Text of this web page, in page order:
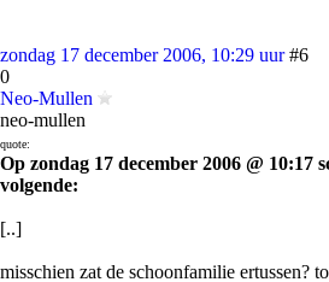
zondag 17 december 2006, 10:29 uur #6
0
Neo-Mullen
neo-mullen
quote:
Op zondag 17 december 2006 @ 10:17
volgende:
[..]
misschien zat de schoonfamilie ertussen?